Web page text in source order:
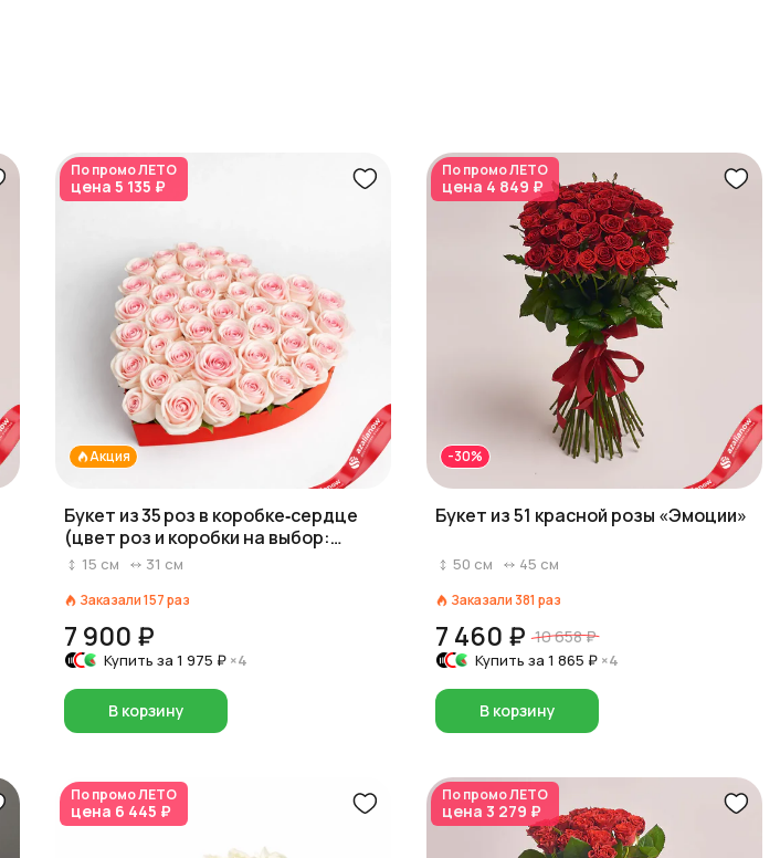
По промоЛЕТО
цена 5 135 ₽
Акция
Букет из 35 роз в коробке‑сердце
(цвет роз и коробки на выбор:
красный/розовый/белый)
15 см 31 см
Заказали157раз
7 900 ₽
Купить за 1 975 ₽ ×4
В корзину
По промоЛЕТО
цена 4 849 ₽
-30%
Букет из 51 красной розы «Эмоции»
50 см 45 см
Заказали 381 раз
7 460 ₽ 10 658 ₽
Купить за 1 865 ₽ ×4
В корзину
По промоЛЕТО
цена 6 445 ₽
По промоЛЕТО
цена 3 279 ₽